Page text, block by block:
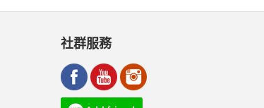
社群服務